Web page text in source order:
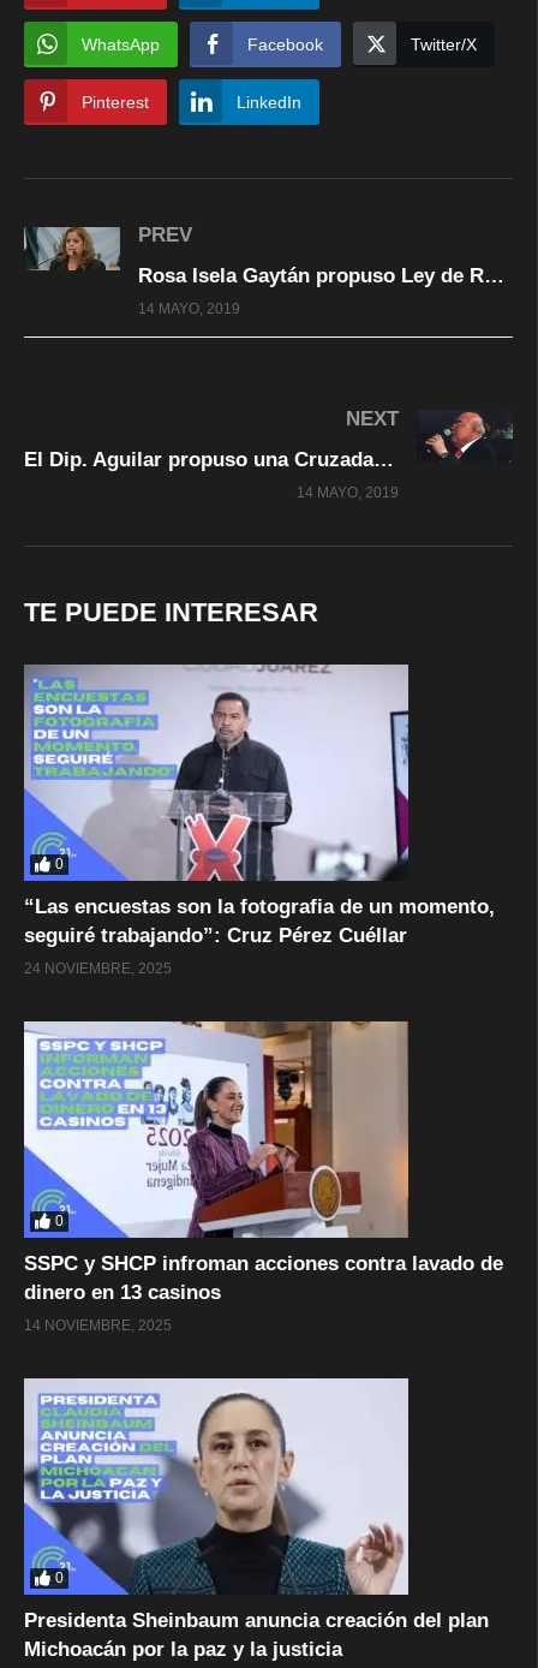
WhatsApp Facebook Twitter/X
Pinterest LinkedIn
PREV
Rosa Isela Gaytán propuso Ley de Responsabilidad Patrimonial del Estado
14 MAYO, 2019
NEXT
El Dip. Aguilar propuso una Cruzada en defensa de las mujeres por la violencia que sufren
14 MAYO, 2019
TE PUEDE INTERESAR
0
“Las encuestas son la fotografia de un momento,
seguiré trabajando”: Cruz Pérez Cuéllar
24 NOVIEMBRE, 2025
0
SSPC y SHCP infroman acciones contra lavado de
dinero en 13 casinos
14 NOVIEMBRE, 2025
0
Presidenta Sheinbaum anuncia creación del plan
Michoacán por la paz y la justicia